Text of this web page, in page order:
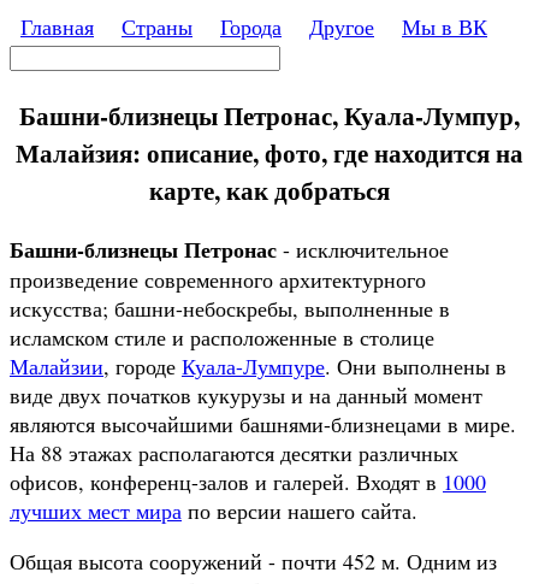
Перейти к основному содержанию
Главная Страны Города Другое Мы в ВК
Поиск
Башни-близнецы Петронас, Куала-Лумпур,
Малайзия: описание, фото, где находится на
карте, как добраться
Башни-близнецы Петронас - исключительное
произведение современного архитектурного
искусства; башни-небоскребы, выполненные в
исламском стиле и расположенные в столице
Малайзии, городе Куала-Лумпуре. Они выполнены в
виде двух початков кукурузы и на данный момент
являются высочайшими башнями-близнецами в мире.
На 88 этажах располагаются десятки различных
офисов, конференц-залов и галерей. Входят в 1000
лучших мест мира по версии нашего сайта.
Общая высота сооружений - почти 452 м. Одним из